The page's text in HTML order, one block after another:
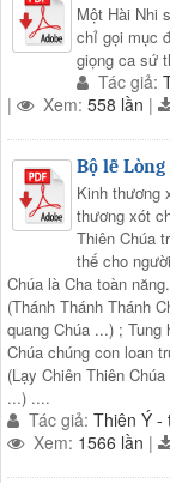
Một Hài Nhi
chỉ gọi mục
giọng ca sứ
Tác giả:
|
Xem: 558 lần |
Bộ lễ
Kinh thương
thương xót
Thiên Chúa
thế cho
Chúa là Cha toàn
(Thánh Thánh Thánh
quang Chúa ...) ;
Chúa chúng con loan
(Lạy Chiên Thiên
...) ....
Tác giả: Thiên Ý -
Xem: 1566 lần |